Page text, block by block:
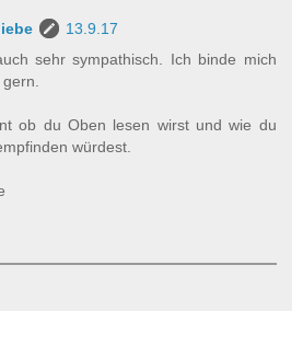
13.9.17
sehr sympathisch. Ich binde mich
ob du Oben lesen wirst und wie du
würdest.